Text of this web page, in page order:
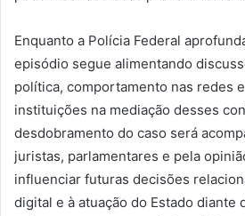
Enquanto a Polícia Federal
episódio segue alimentando
política, comportamento nas redes
instituições na mediação desses
desdobramento do caso será
juristas, parlamentares e pela
influenciar futuras decisões
digital e à atuação do Estado diante